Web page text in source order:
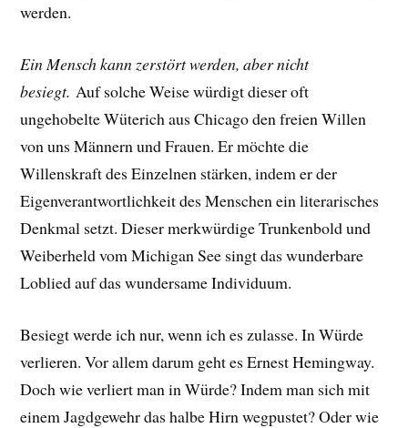
werden.
Ein Mensch kann zerstört werden, aber nicht
besiegt. Auf solche Weise würdigt dieser oft
ungehobelte Wüterich aus Chicago den freien Willen
von uns Männern und Frauen. Er möchte die
Willenskraft des Einzelnen stärken, indem er der
Eigenverantwortlichkeit des Menschen ein literarisches
Denkmal setzt. Dieser merkwürdige Trunkenbold und
Weiberheld vom Michigan See singt das wunderbare
Loblied auf das wundersame Individuum.
Besiegt werde ich nur, wenn ich es zulasse. In Würde
verlieren. Vor allem darum geht es Ernest Hemingway.
Doch wie verliert man in Würde?Indem man sich mit
einem Jagdgewehr das halbe Hirn wegpustet? Oderwie